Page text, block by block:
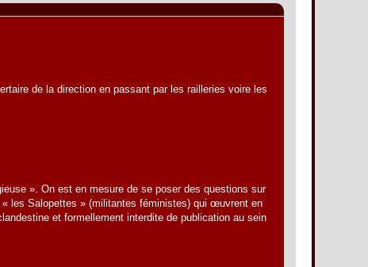
de la direction en passant par les railleries voire les
». On est en mesure de se poser des questions sur
les Salopettes » (militantes féministes) qui œuvrent en
et formellement interdite de publication au sein